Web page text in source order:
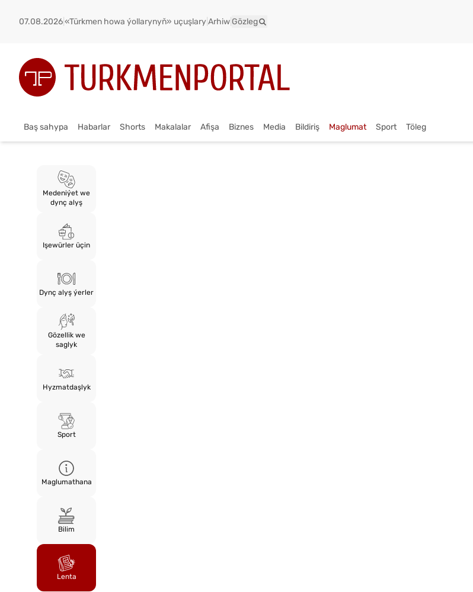
07.08.2026«Türkmen howa ýollarynyň» uçuşlaryArhiw Gözleg
Baş sahypa Habarlar Shorts Makalalar Afişa Biznes Media Bildiriş Maglumat Sport Töleg
Medeniýet we
dynç alyş
Işewürler üçin
Dynç alyş ýerler
Gözellik we
saglyk
Hyzmatdaşlyk
Sport
Maglumathana
Bilim
Lenta